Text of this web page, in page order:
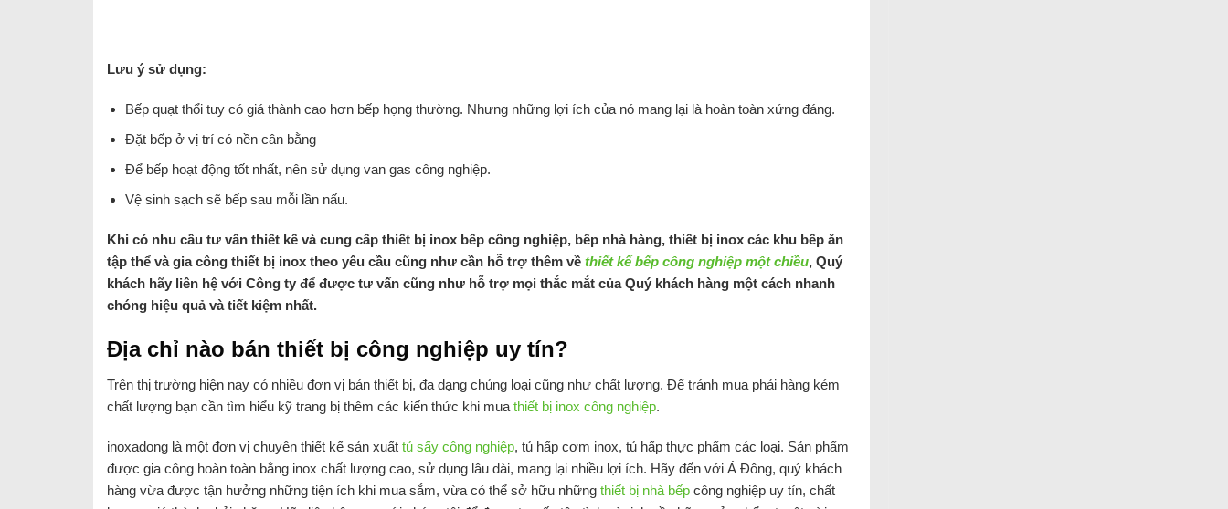
Lưu ý sử dụng:
Bếp quạt thổi tuy có giá thành cao hơn bếp họng thường. Nhưng những lợi ích của nó mang lại là hoàn toàn xứng đáng.
Đặt bếp ở vị trí có nền cân bằng
Để bếp hoạt động tốt nhất, nên sử dụng van gas công nghiệp.
Vệ sinh sạch sẽ bếp sau mỗi lần nấu.
Khi có nhu cầu tư vấn thiết kế và cung cấp thiết bị inox bếp công nghiệp, bếp nhà hàng, thiết bị inox các khu bếp ăn
tập thể và gia công thiết bị inox theo yêu cầu cũng như cần hỗ trợ thêm về thiết kế bếp công nghiệp một chiều, Quý
khách hãy liên hệ với Công ty để được tư vấn cũng như hỗ trợ mọi thắc mắt của Quý khách hàng một cách nhanh
chóng hiệu quả và tiết kiệm nhất.
Địa chỉ nào bán thiết bị công nghiệp uy tín?
Trên thị trường hiện nay có nhiều đơn vị bán thiết bị, đa dạng chủng loại cũng như chất lượng. Để tránh mua phải hàng kém
chất lượng bạn cần tìm hiểu kỹ trang bị thêm các kiến thức khi mua thiết bị inox công nghiệp.
inoxadong là một đơn vị chuyên thiết kế sản xuất tủ sấy công nghiệp, tủ hấp cơm inox, tủ hấp thực phẩm các loại. Sản phẩm
được gia công hoàn toàn bằng inox chất lượng cao, sử dụng lâu dài, mang lại nhiều lợi ích. Hãy đến với Á Đông, quý khách
hàng vừa được tận hưởng những tiện ích khi mua sắm, vừa có thể sở hữu những thiết bị nhà bếp công nghiệp uy tín, chất